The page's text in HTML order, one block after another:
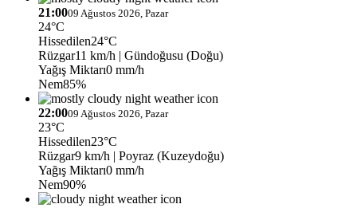
21:0009 Ağustos 2026, Pazar
24°C
Hissedilen24°C
Rüzgar11 km/h | Gündoğusu (Doğu)
Yağış Miktarı0 mm/h
Nem85%
22:0009 Ağustos 2026, Pazar
23°C
Hissedilen23°C
Rüzgar9 km/h | Poyraz (Kuzeydoğu)
Yağış Miktarı0 mm/h
Nem90%